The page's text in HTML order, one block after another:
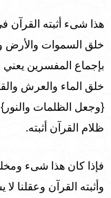
هذا شىء أثبته القرآن
بإجماع المفسرين
خلق الماء والعرش
{وجعل الظلمات
ظلام القرآن أثبته.
فإذا كان هذا شىء
وأثبته القرآن وعقلنا